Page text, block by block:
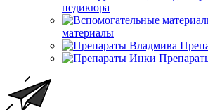
педикюра
материалы